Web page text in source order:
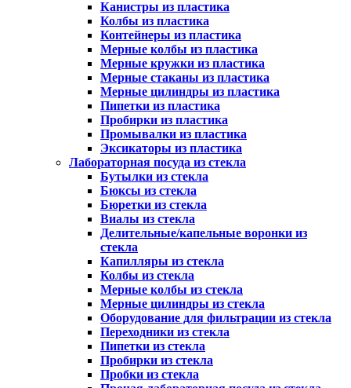
Канистры из пластика
Колбы из пластика
Контейнеры из пластика
Мерные колбы из пластика
Мерные кружки из пластика
Мерные стаканы из пластика
Мерные цилиндры из пластика
Пипетки из пластика
Пробирки из пластика
Промывалки из пластика
Эксикаторы из пластика
Лабораторная посуда из стекла
Бутылки из стекла
Бюксы из стекла
Бюретки из стекла
Виалы из стекла
Делительные/капельные воронки из
стекла
Капилляры из стекла
Колбы из стекла
Мерные колбы из стекла
Мерные цилиндры из стекла
Оборудование для фильтрации из стекла
Переходники из стекла
Пипетки из стекла
Пробирки из стекла
Пробки из стекла